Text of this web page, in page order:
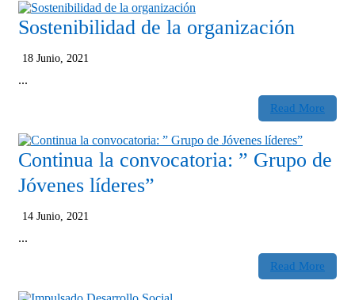
Sostenibilidad de la organización
18 Junio, 2021
...
Read More
Continua la convocatoria: ” Grupo de
Jóvenes líderes”
14 Junio, 2021
...
Read More